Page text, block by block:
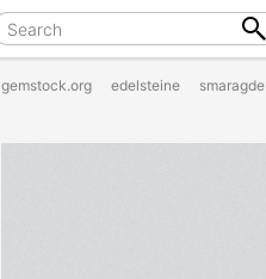
gemstock.org edelsteine smaragde